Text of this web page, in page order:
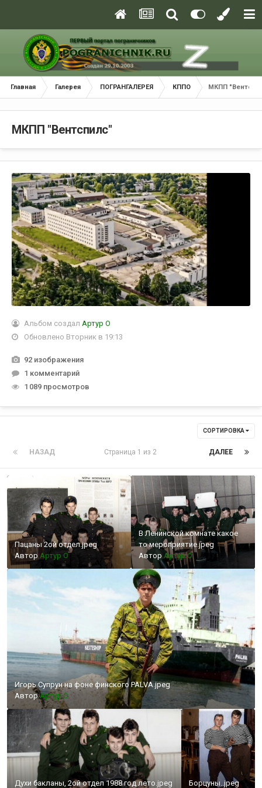
Главная Галерея ПОГРАНГАЛЕРЕЯ КППО МКПП
МКПП "Вентспилс"
Альбом создалАртур О
Обновлено Вторник в 19:13
92 изображения
1 комментарий
1 089 просмотров
СОРТИРОВКА
НАЗАД ДАЛЕЕ
Страница 1 из 2
Пацаны 2ой отдел.jpeg
Автор Артур О
В Ленинской комнате какое
то мероприятие.jpeg
Автор Артур О
Игорь Супрун на фоне финского PALVA.jpeg
АвторАртур О
Духи бакланы, 2ой отдел 1988 год лето.jpeg
Борцуны..jpeg